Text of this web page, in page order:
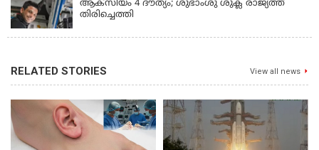
ആക്‌സിയം 4 ദൗത്യം; ശുഭാംശു ശുക്ല രാജ്യത്ത്
തിരിച്ചെത്തി
RELATED STORIES View all news